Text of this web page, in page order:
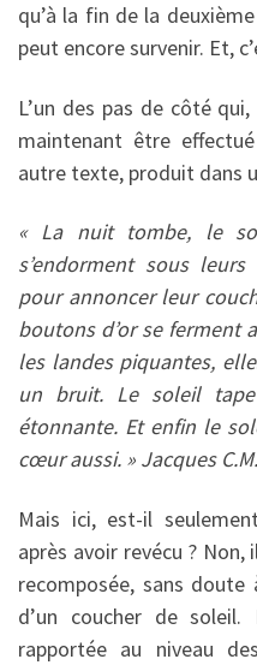
qu’à la fin de la
peut encore survenir. Et,
L’un des pas de côté
maintenant être
autre texte, produit dans
« La nuit tombe, le
s’endorment sous
pour annoncer leur
boutons d’or se ferment
les landes piquantes,
un bruit. Le soleil
étonnante. Et enfin le
cœur aussi. » Jacques
Mais ici, est-il
après avoir revécu ?
recomposée, sans
d’un coucher de
rapportée au niveau